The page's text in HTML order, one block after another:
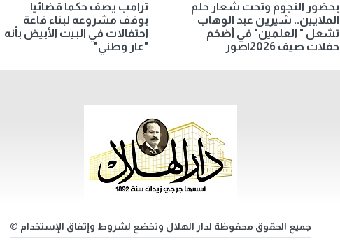
بحضور النجوم وتحت شعار حلم
الملايين.. شيرين عبد الوهاب
تشعل " العلمين" في أضخم
حفلات صيف 2026|صور
ترامب يصف حكما قضائيا
بوقف مشروعه لبناء قاعة
احتفالات في البيت الأبيض بأنه
"عار وطني"
جميع الحقوق محفوظة لدار الهلال وتخضع لشروط وإتفاق الإستخدام ©